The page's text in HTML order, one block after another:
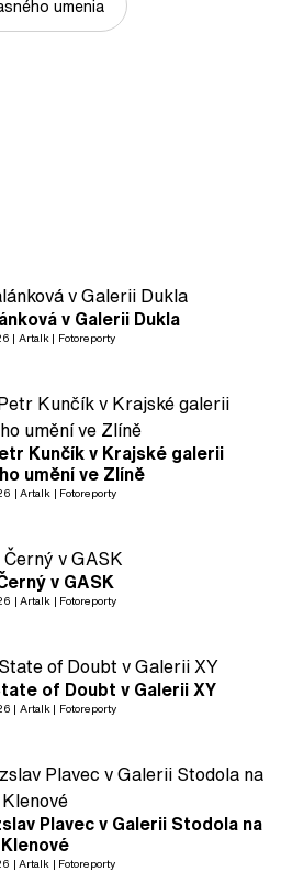
umenia
v Galerii Dukla
Artalk Fotoreporty
Kunčík v Krajské galerii
umění ve Zlíně
Artalk Fotoreporty
v GASK
Artalk Fotoreporty
of Doubt v Galerii XY
Artalk Fotoreporty
Plavec v Galerii Stodola na
Klenové
Artalk Fotoreporty